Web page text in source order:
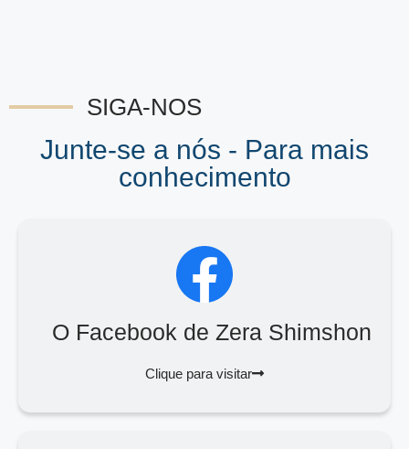
SIGA-NOS
Junte-se a nós - Para mais
conhecimento
O Facebook de Zera Shimshon
Clique para visitar